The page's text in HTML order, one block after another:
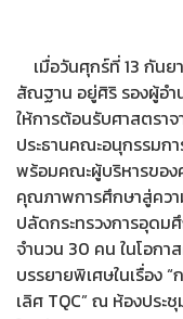
เมื่อวันศุกร์ที่ 13 กัน
สัณฐาน อยู่ศิริ รองผู้อ
ให้การต้อนรับศาสตรา
ประธานคณะอนุกรรม
พร้อมคณะผู้บริหารของ
คุณภาพการศึกษาสู่ควา
ปลัดกระทรวงการอุดม
จำนวน 30 คน ในโอก
บรรยายพิเศษในเรื่อง
เลิศ TQC” ณ ห้องประ